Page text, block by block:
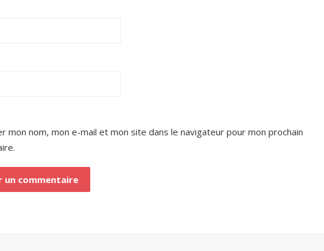
mon nom, mon e-mail et mon site dans le navigateur pour mon prochain